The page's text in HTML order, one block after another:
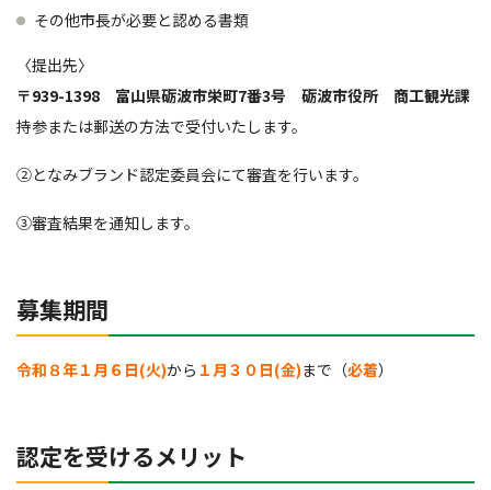
その他市長が必要と認める書類
〈提出先〉
〒939-1398 富山県砺波市栄町7番3号 砺波市役所 商工観光課
持参または郵送の方法で受付いたします。
②となみブランド認定委員会にて審査を行います。
③審査結果を通知します。
募集期間
令和８年１月６日(火)から １月３０日(金)まで（必着）
認定を受けるメリット